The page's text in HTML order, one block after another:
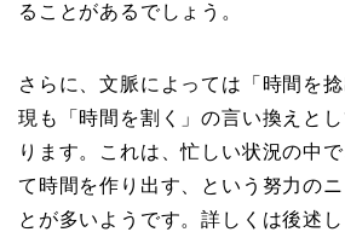
ることがあるでしょう。
さらに、文脈によっては「時間を
現も「時間を割く」の言い換えと
ります。これは、忙しい状況の中
て時間を作り出す、という努力の
とが多いようです。詳しくは後述